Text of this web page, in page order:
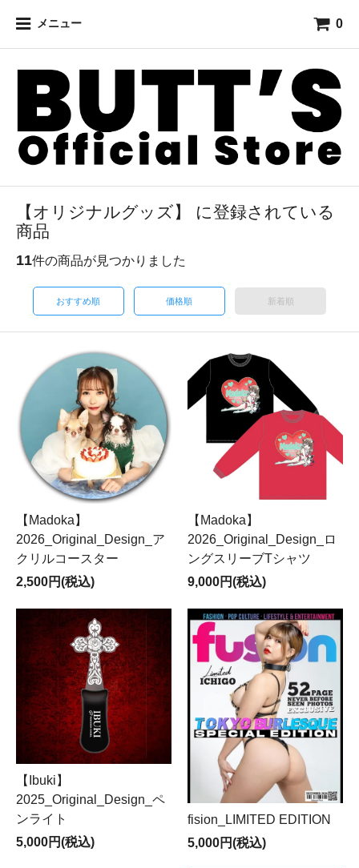
メニュー 0
【オリジナルグッズ】 に登録されている
商品
11件の商品が見つかりました
おすすめ順 価格順 新着順
【Madoka】
2026_Original_Design_ア
クリルコースター
2,500円(税込)
【Madoka】
2026_Original_Design_ロ
ングスリーブTシャツ
9,000円(税込)
【Ibuki】
2025_Original_Design_ペ
ンライト
5,000円(税込)
fision_LIMITED EDITION
5,000円(税込)